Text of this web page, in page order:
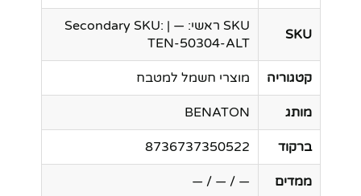
SKU
SKU ראשי: — | Secondary SKU:
TEN-50304-ALT
קטגוריה מוצרי חשמל למטבח
מותג BENATON
ברקוד 8736737350522
ממדים — / — / —